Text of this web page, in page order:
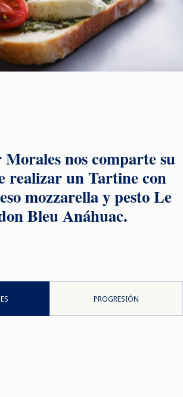
nos comparte su
realizar un Tartine con
mozzarella y pesto Le
Bleu Anáhuac.
PROGRESIÓN